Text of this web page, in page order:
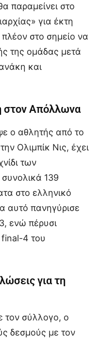
παραμείνει στο
για έκτη
στο σημείο να
της ομάδας μετά
και
στον Απόλλωνα
ο αθλητής από το
Ολιμπίκ Νις, έχει
των
139
στο ελληνικό
αυτό πανηγύρισε
ενώ πέρυσι
4 του
για τη
τον σύλλογο, ο
δεσμούς με τον